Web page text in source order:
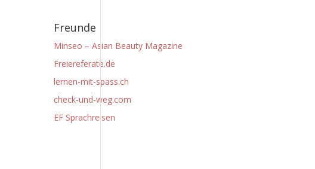
Freunde
Minseo – Asian Beauty Magazine
Freiereferate.de
lernen-mit-spass.ch
check-und-weg.com
EF Sprachreisen